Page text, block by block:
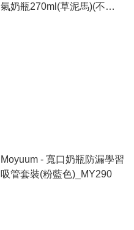
氣奶瓶270ml(草泥馬)(不含
Moyuum - 寬口奶瓶防漏學習
吸管套裝(粉藍色)_MY290